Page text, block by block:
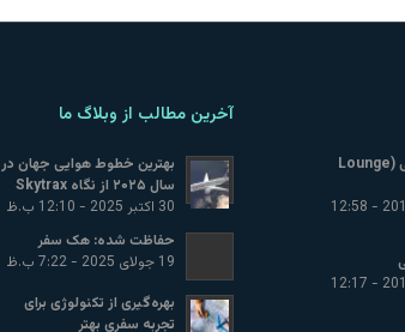
لانج فرودگاهی (Lounge
29 دسامبر 2019 - 12:58
29 دسامبر 2019 - 12:17
آخرین مطالب از وبلاگ ما
بهترین خطوط هوایی جهان در
سال ۲۰۲۵ از نگاه Skytrax
30 اکتبر 2025 - 12:10 ب.ظ
حفاظت شده: هک سفر
19 جولای 2025 - 7:22 ب.ظ
بهره‌گیری از تکنولوژی برای
تجربه سفری بهتر